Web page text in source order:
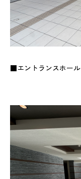
■エントランスホール